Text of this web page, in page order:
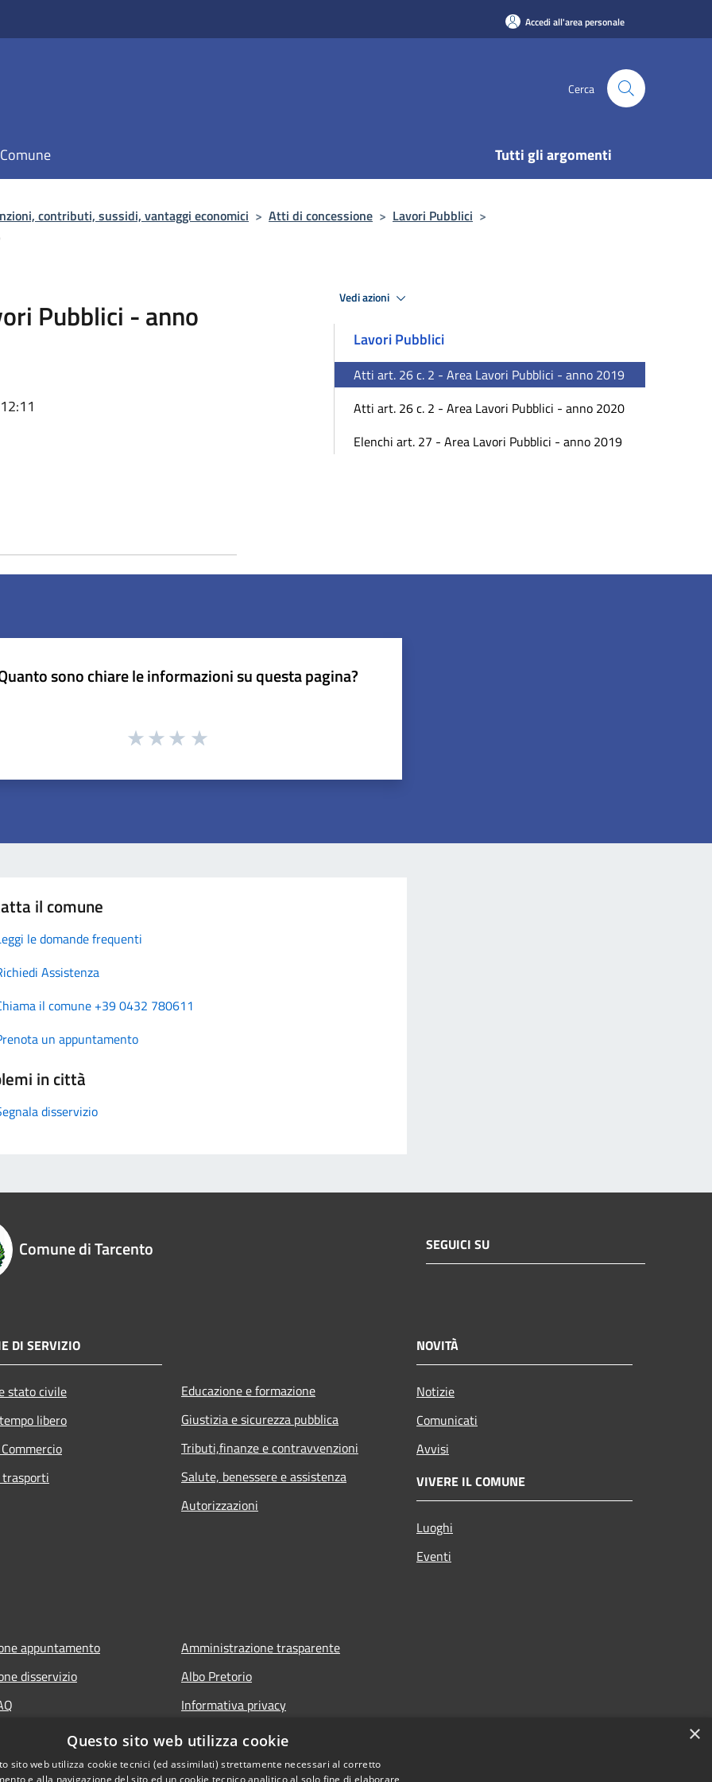
Accedi all'area personale
Cerca
Tutti gli argomenti
contributi, sussidi, vantaggi economici > Atti di concessione > Lavori Pubblici >
Pubblici - anno Vedi azioni
Lavori Pubblici
Atti art. 26 c. 2 - Area Lavori Pubblici - anno 2019
Atti art. 26 c. 2 - Area Lavori Pubblici - anno 2020
Elenchi art. 27 - Area Lavori Pubblici - anno 2019
sono chiare le informazioni su questa pagina?
il comune
le domande frequenti
Assistenza
il comune +39 0432 780611
un appuntamento
in città
disservizio
Comune di Tarcento SEGUICI SU
DI SERVIZIO
stato civile
libero
Educazione e formazione
Giustizia e sicurezza pubblica
Tributi,finanze e contravvenzioni
Salute, benessere e assistenza
Autorizzazioni
NOVITÀ
Notizie
Comunicati
Avvisi
VIVERE IL COMUNE
Luoghi
Eventi
appuntamento
disservizio
Amministrazione trasparente
Albo Pretorio
Informativa privacy
Note legali
Dichiarazione di accessibilità
×
Questo sito web utilizza cookie
sito web utilizza cookie tecnici (ed assimilati) strettamente necessari al corretto
e alla navigazione del sito ed un cookie tecnico analitico al solo fine di elaborare